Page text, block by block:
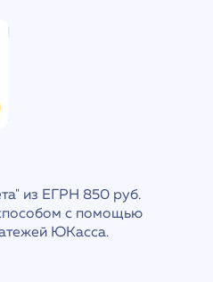
из ЕГРН 850 руб.
с помощью
ЮКасса.